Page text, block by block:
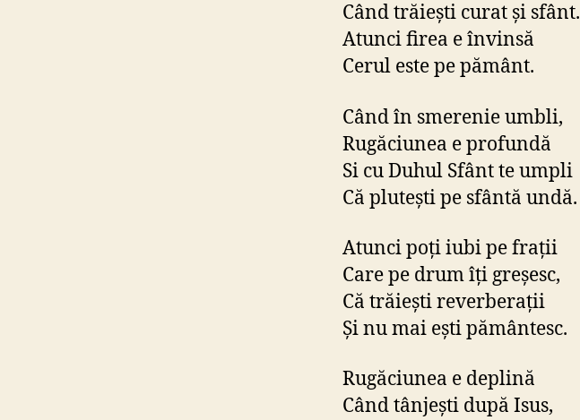
Când trăieşti curat şi sfânt.
Atunci firea e învinsă
Cerul este pe pământ.
Când în smerenie umbli,
Rugăciunea e profundă
Si cu Duhul Sfânt te umpli
Că pluteşti pe sfântă undă.
Atunci poţi iubi pe fraţii
Care pe drum îţi greşesc,
Că trăieşti reverberaţii
Şi nu mai eşti pământesc.
Rugăciunea e deplină
Când tânjeşti după Isus,